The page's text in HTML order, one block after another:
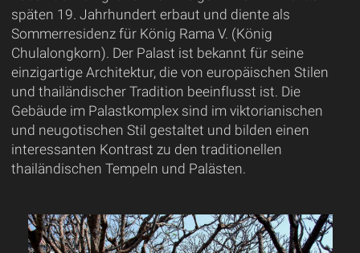
späten 19. Jahrhundert erbaut und diente als
Sommerresidenz für König Rama V. (König
Chulalongkorn). Der Palast ist bekannt für seine
einzigartige Architektur, die von europäischen Stilen
und thailändischer Tradition beeinflusst ist. Die
Gebäude im Palastkomplex sind im viktorianischen
und neugotischen Stil gestaltet und bilden einen
interessanten Kontrast zu den traditionellen
thailändischen Tempeln und Palästen.